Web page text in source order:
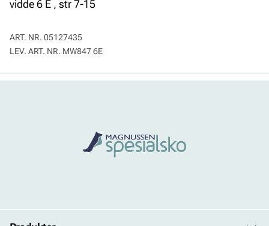
vidde 6 E , str 7-15
ART. NR. 05127435
LEV. ART. NR. MW847 6E